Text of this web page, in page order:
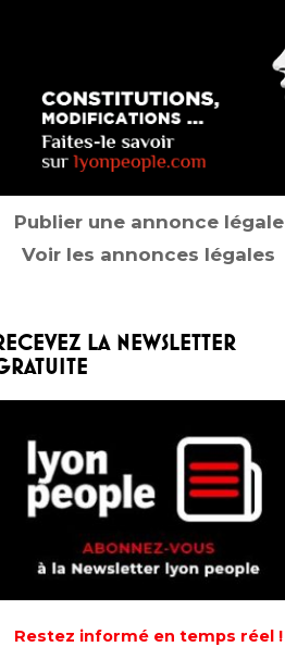
Publier une annonce légale
Voir les annonces légales
LA NEWSLETTER
Restez informé en temps réel !